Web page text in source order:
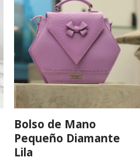
Bolso de Mano
Pequeño Diamante
Lila